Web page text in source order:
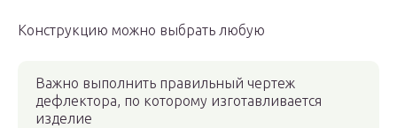
Конструкцию можно выбрать любую
Важно выполнить правильный чертеж
дефлектора, по которому изготавливается
изделие